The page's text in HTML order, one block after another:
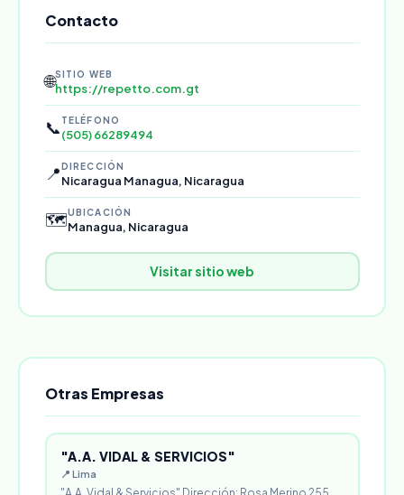
Contacto
🌐SITIO WEB
https://repetto.com.gt
📞 TELÉFONO
(505) 66289494
📍DIRECCIÓN
Nicaragua Managua, Nicaragua
🗺️UBICACIÓN
Managua, Nicaragua
Visitar sitio web
Otras Empresas
"A.A. VIDAL & SERVICIOS"
📍 Lima